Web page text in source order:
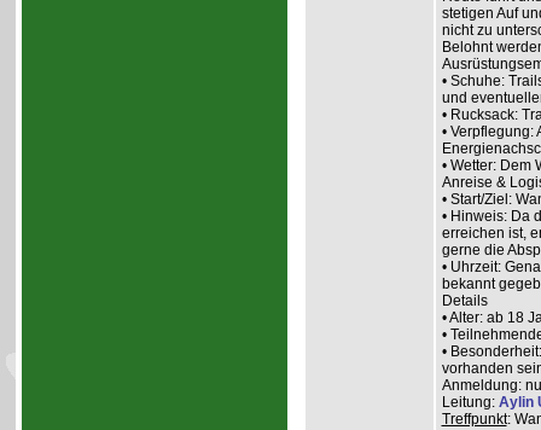
stetigen Auf
nicht zu
Belohnt
• Schuhe:
und
• Rucksack:
•
• Wetter: Dem
Anreise &
• Start/Ziel:
• Hinweis: Da
erreichen ist,
gerne die
• Uhrzeit:
bekannt
Details
• Alter: ab 18
•
•
vorhanden
Anmeldung:
Leitung: Aylin
Treffpunkt: